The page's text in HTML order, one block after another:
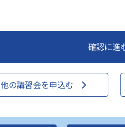
確認に進
他の講習会を申込む